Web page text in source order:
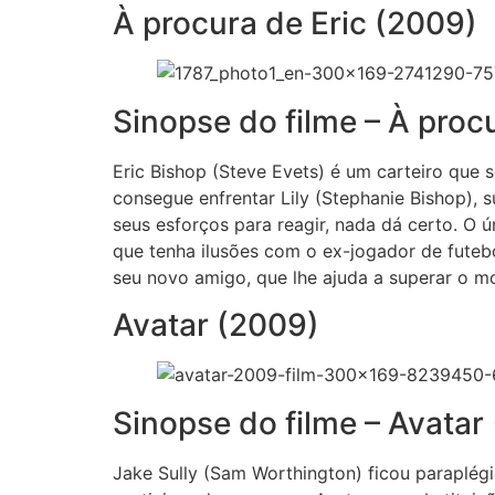
À procura de Eric (2009)
Sinopse do filme – À
Eric Bishop (Steve Evets) é um carteiro que
consegue enfrentar Lily (Stephanie Bishop),
seus esforços para reagir, nada dá certo. O
que tenha ilusões com o ex-jogador de
seu novo amigo, que lhe ajuda a superar o
Avatar (2009)
Sinopse do filme –
Jake Sully (Sam Worthington) ficou